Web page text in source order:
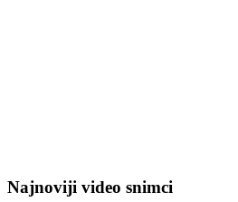
Najnoviji video snimci